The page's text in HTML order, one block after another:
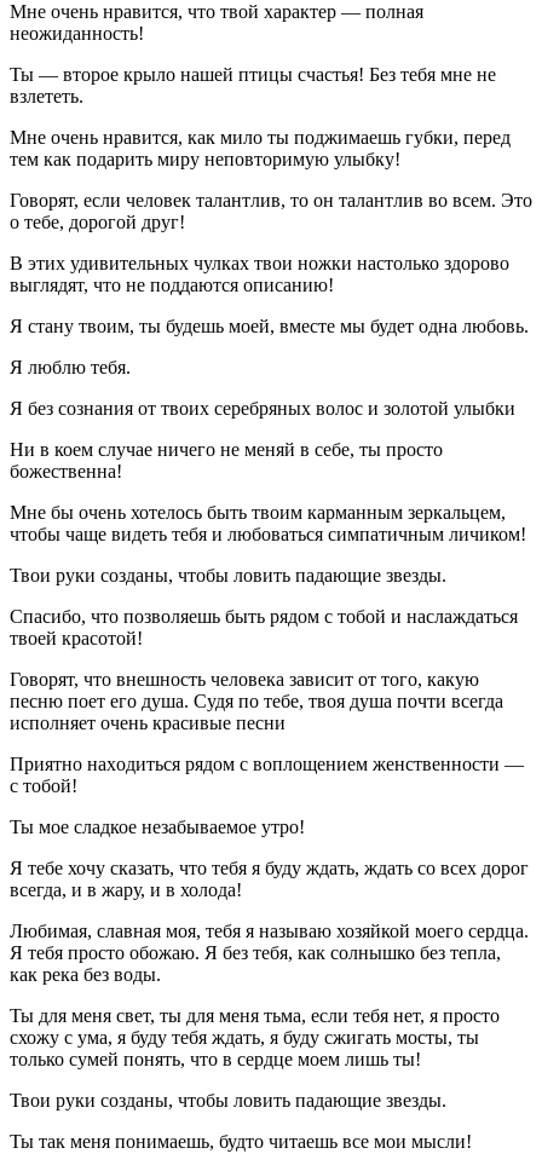
Мне очень нравится, что твой характер — полная
неожиданность!
Ты — второе крыло нашей птицы счастья! Без тебя мне не
взлететь.
Мне очень нравится, как мило ты поджимаешь губки, перед
тем как подарить миру неповторимую улыбку!
Говорят, если человек талантлив, то он талантлив во всем. Это
о тебе, дорогой друг!
В этих удивительных чулках твои ножки настолько здорово
выглядят, что не поддаются описанию!
Я стану твоим, ты будешь моей, вместе мы будет одна любовь.
Я люблю тебя.
Я без сознания от твоих серебряных волос и золотой улыбки
Ни в коем случае ничего не меняй в себе, ты просто
божественна!
Мне бы очень хотелось быть твоим карманным зеркальцем,
чтобы чаще видеть тебя и любоваться симпатичным личиком!
Твои руки созданы, чтобы ловить падающие звезды.
Спасибо, что позволяешь быть рядом с тобой и наслаждаться
твоей красотой!
Говорят, что внешность человека зависит от того, какую
песню поет его душа. Судя по тебе, твоя душа почти всегда
исполняет очень красивые песни
Приятно находиться рядом с воплощением женственности —
с тобой!
Ты мое сладкое незабываемое утро!
Я тебе хочу сказать, что тебя я буду ждать, ждать со всех дорог
всегда, и в жару, и в холода!
Любимая, славная моя, тебя я называю хозяйкой моего сердца.
Я тебя просто обожаю. Я без тебя, как солнышко без тепла,
как река без воды.
Ты для меня свет, ты для меня тьма, если тебя нет, я просто
схожу с ума, я буду тебя ждать, я буду сжигать мосты, ты
только сумей понять, что в сердце моем лишь ты!
Твои руки созданы, чтобы ловить падающие звезды.
Ты так меня понимаешь, будто читаешь все мои мысли!